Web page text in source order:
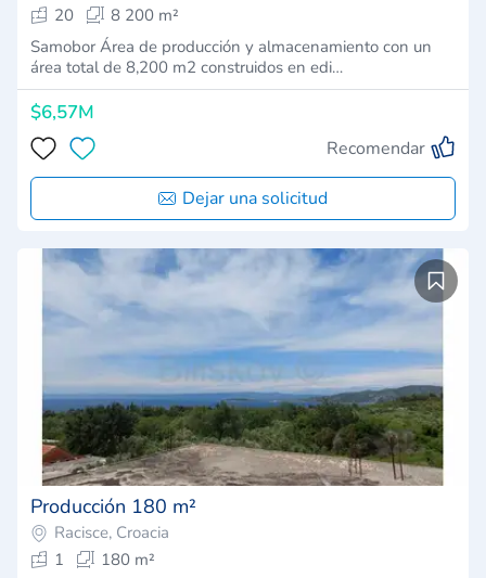
20
8 200 m²
Samobor Área de producción y almacenamiento con un
área total de 8,200 m2 construidos en edi…
$6,57M
Recomendar
Dejar una solicitud
Producción 180 m²
Racisce, Croacia
1
180 m²